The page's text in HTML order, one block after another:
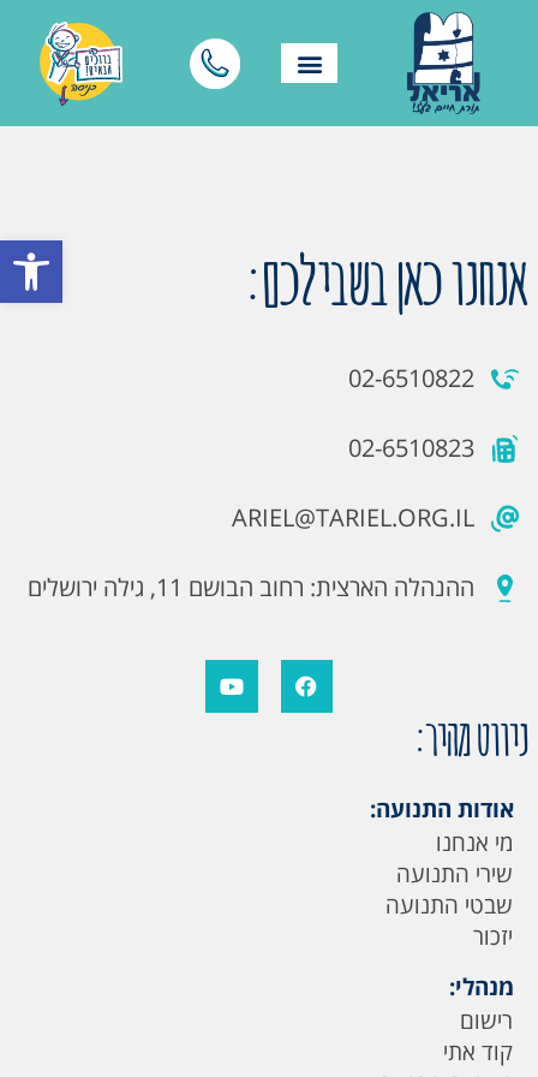
פתח אנחנו כאן בשבילכם:
02-6510822
02-6510823
ARIEL@TARIEL.ORG.IL
ההנהלה הארצית: רחוב הבושם 11, גילה ירושלים
ניווט מהיר:
אודות התנועה:
מי אנחנו
שירי התנועה
שבטי התנועה
יזכור
מנהלי:
רישום
קוד אתי